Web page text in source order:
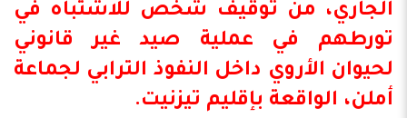
الجاري، من توقيف شخص للاشتباه في
تورطهم في عملية صيد غير قانوني
لحيوان الأروي داخل النفوذ الترابي لجماعة
أملن، الواقعة بإقليم تيزنيت.